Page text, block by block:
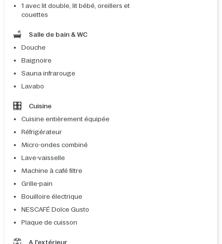
1 avec lit double, lit bébé, oreillers et
couettes
Salle de bain & WC
Douche
Baignoire
Sauna infrarouge
Lavabo
Cuisine
Cuisine entièrement équipée
Réfrigérateur
Micro-ondes combiné
Lave-vaisselle
Machine à café filtre
Grille-pain
Bouilloire électrique
NESCAFÉ Dolce Gusto
Plaque de cuisson